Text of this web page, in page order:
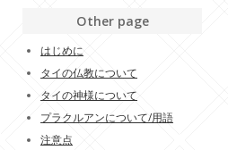
Other page
はじめに
タイの仏教について
タイの神様について
プラクルアンについて/用語
注意点